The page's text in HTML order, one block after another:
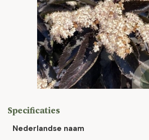
Specificaties
Nederlandse naam